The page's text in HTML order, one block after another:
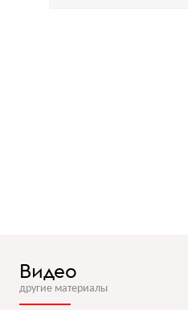
Видео
другие материалы